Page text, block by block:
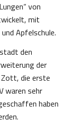
von
mit
Apfelschule.
den
der
Zott, die erste
waren sehr
haben